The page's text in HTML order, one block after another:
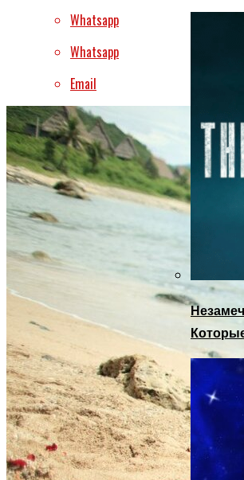
Whatsapp
Whatsapp
Email